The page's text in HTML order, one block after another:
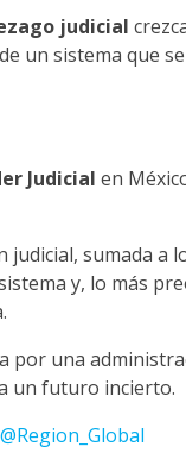
judicial
de un sistema que
Judicial en
judicial, sumada a
y, lo más
por una
un futuro incierto.
@Region_Global